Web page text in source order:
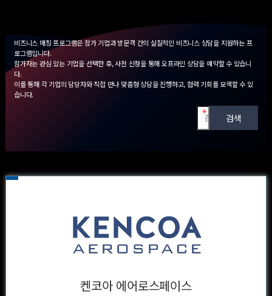
비즈니스 매칭 프로그램은 참가 기업과 방문객 간의 실질적인 비즈니스 상담을 지원하는 프
로그램입니다.
참가자는 관심 있는 기업을 선택한 후, 사전 신청을 통해 오프라인 상담을 예약할 수 있습니
다.
이를 통해 각 기업의 담당자와 직접 만나 맞춤형 상담을 진행하고, 협력 기회를 모색할 수 있
습니다.
켄코아 에어로스페이스